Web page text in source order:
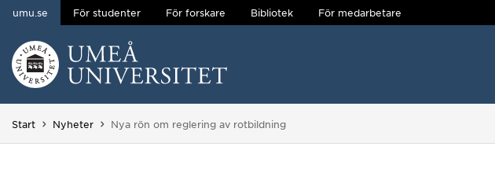
Hoppa direkt till innehållet
umu.se För studenter För forskare Bibliotek För medarbetare
Start Nyheter Du är här:
Nya rön om reglering av rotbildning